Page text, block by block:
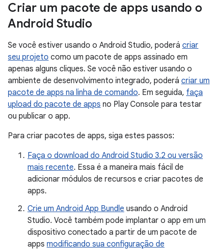
Criar um pacote de apps usando o
Android Studio
Se você estiver usando o Android Studio, poderá criar
seu projeto como um pacote de apps assinado em
apenas alguns cliques. Se você não estiver usando o
ambiente de desenvolvimento integrado, poderá criar um
pacote de apps na linha de comando. Em seguida, faça
upload do pacote de apps no Play Console para testar
ou publicar o app.
Para criar pacotes de apps, siga estes passos:
Faça o download do Android Studio 3.2 ou versão
mais recente. Essa é a maneira mais fácil de
adicionar módulos de recursos e criar pacotes de
apps.
Crie um Android App Bundle usando o Android
Studio. Você também pode implantar o app em um
dispositivo conectado a partir de um pacote de
apps modificando sua configuração de